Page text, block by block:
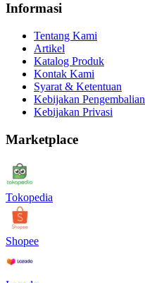
Informasi
Tentang Kami
Artikel
Katalog Produk
Kontak Kami
Syarat & Ketentuan
Kebijakan Pengembalian
Kebijakan Privasi
Marketplace
Tokopedia
Shopee